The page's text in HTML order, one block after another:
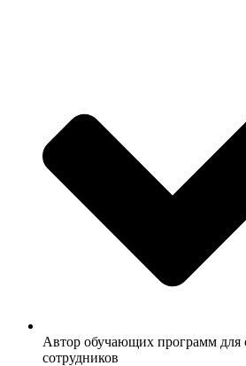
Автор обучающих программ для
сотрудников